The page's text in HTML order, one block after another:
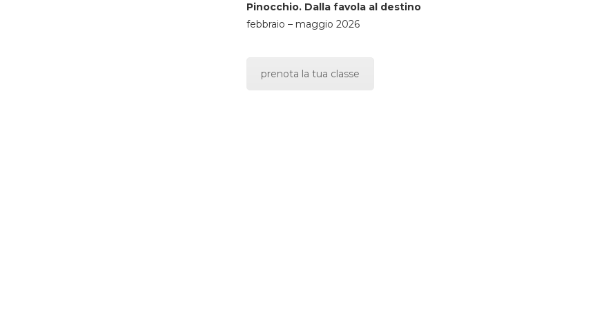
Pinocchio. Dalla favola al destino
febbraio – maggio 2026
prenota la tua classe